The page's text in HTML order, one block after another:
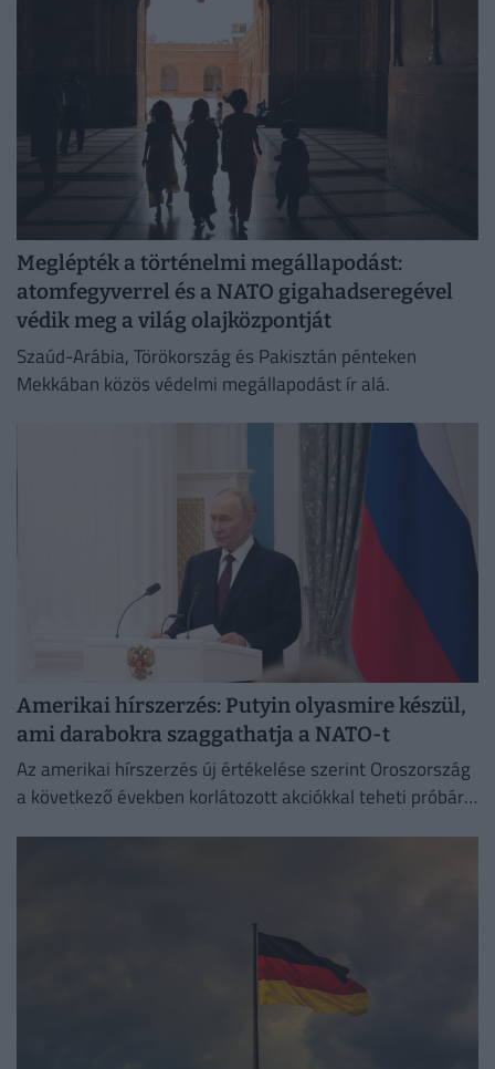
Meglépték a történelmi megállapodást:
atomfegyverrel és a NATO gigahadseregével
védik meg a világ olajközpontját
Szaúd-Arábia, Törökország és Pakisztán pénteken
Mekkában közös védelmi megállapodást ír alá.
Amerikai hírszerzés: Putyin olyasmire készül,
ami darabokra szaggathatja a NATO-t
Az amerikai hírszerzés új értékelése szerint Oroszország
a következő években korlátozott akciókkal teheti próbára